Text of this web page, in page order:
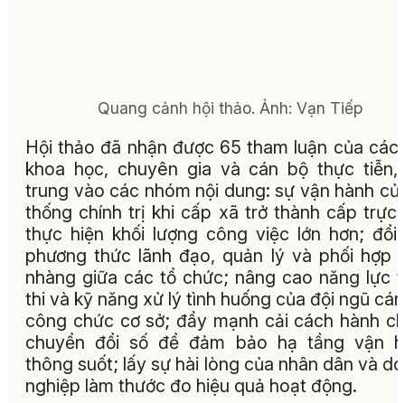
Quang cảnh hội thảo. Ảnh: Vạn Tiếp
Hội thảo đã nhận được 65 tham luận của các
khoa học, chuyên gia và cán bộ thực tiễn,
trung vào các nhóm nội dung: sự vận hành
thống chính trị khi cấp xã trở thành cấp trực
thực hiện khối lượng công việc lớn hơn; đổi
phương thức lãnh đạo, quản lý và phối hợp
nhàng giữa các tổ chức; nâng cao năng lực
thi và kỹ năng xử lý tình huống của đội ngũ
công chức cơ sở; đẩy mạnh cải cách hành
chuyển đổi số để đảm bảo hạ tầng vận
thông suốt; lấy sự hài lòng của nhân dân và
nghiệp làm thước đo hiệu quả hoạt động.